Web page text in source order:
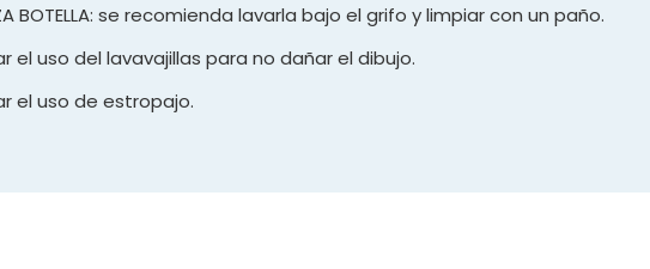
BOTELLA: se recomienda lavarla bajo el grifo y limpiar con un paño.
el uso del lavavajillas para no dañar el dibujo.
el uso de estropajo.